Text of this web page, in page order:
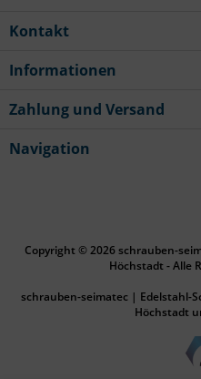
Kontakt
Informationen
Zahlung und Versand
Navigation
Copyright © 2026 schrauben-
Höchstadt - Alle
schrauben-seimatec | Edelstahl-
Höchstadt